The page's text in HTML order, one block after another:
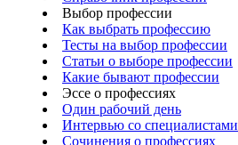
Выбор профессии
Как выбрать профессию
Тесты на выбор профессии
Статьи о выборе профессии
Какие бывают профессии
Эссе о профессиях
Один рабочий день
Интервью со специалистами
Сочинения о профессиях